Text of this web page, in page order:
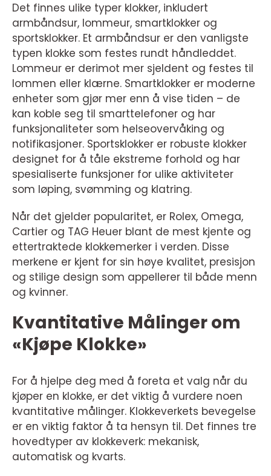
Det finnes ulike typer klokker, inkludert
armbåndsur, lommeur, smartklokker og
sportsklokker. Et armbåndsur er den vanligste
typen klokke som festes rundt håndleddet.
Lommeur er derimot mer sjeldent og festes til
lommen eller klærne. Smartklokker er moderne
enheter som gjør mer enn å vise tiden – de
kan koble seg til smarttelefoner og har
funksjonaliteter som helseovervåking og
notifikasjoner. Sportsklokker er robuste klokker
designet for å tåle ekstreme forhold og har
spesialiserte funksjoner for ulike aktiviteter
som løping, svømming og klatring.
Når det gjelder popularitet, er Rolex, Omega,
Cartier og TAG Heuer blant de mest kjente og
ettertraktede klokkemerker i verden. Disse
merkene er kjent for sin høye kvalitet, presisjon
og stilige design som appellerer til både menn
og kvinner.
Kvantitative Målinger om
«Kjøpe Klokke»
For å hjelpe deg med å foreta et valg når du
kjøper en klokke, er det viktig å vurdere noen
kvantitative målinger. Klokkeverkets bevegelse
er en viktig faktor å ta hensyn til. Det finnes tre
hovedtyper av klokkeverk: mekanisk,
automatisk og kvarts.